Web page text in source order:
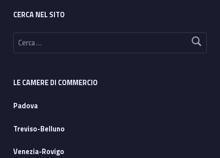
CERCA NEL SITO
Ricerca per:
LE CAMERE DI COMMERCIO
Padova
Treviso-Belluno
Venezia-Rovigo